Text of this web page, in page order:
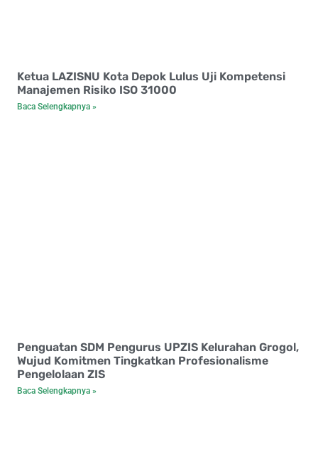
Ketua LAZISNU Kota Depok Lulus Uji Kompetensi
Manajemen Risiko ISO 31000
Baca Selengkapnya »
Penguatan SDM Pengurus UPZIS Kelurahan Grogol,
Wujud Komitmen Tingkatkan Profesionalisme
Pengelolaan ZIS
Baca Selengkapnya »